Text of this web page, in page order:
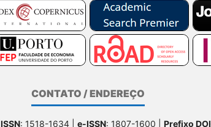
CONTATO / ENDEREÇO
ISSN: 1518-1634 | e-ISSN: 1807-1600 | Prefixo DOI